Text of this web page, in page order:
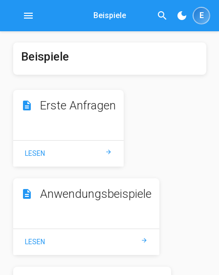
menu Beispiele search dark_mode E
Beispiele
description Erste Anfragen
LESEN arrow_forward
description Anwendungsbeispiele
LESEN arrow_forward